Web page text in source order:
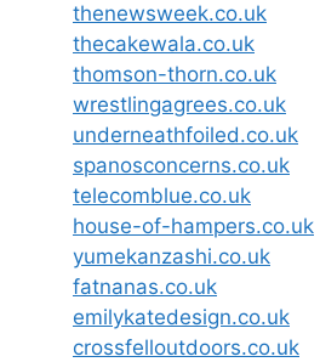
thenewsweek.co.uk
thecakewala.co.uk
thomson-thorn.co.uk
wrestlingagrees.co.uk
underneathfoiled.co.uk
spanosconcerns.co.uk
telecomblue.co.uk
house-of-hampers.co.uk
yumekanzashi.co.uk
fatnanas.co.uk
emilykatedesign.co.uk
crossfelloutdoors.co.uk